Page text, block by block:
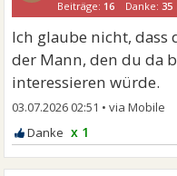
Beiträge: 16 Danke: 35
Ich glaube nicht, dass
der Mann, den du da
interessieren würde.
03.07.2026 02:51 •
x 1